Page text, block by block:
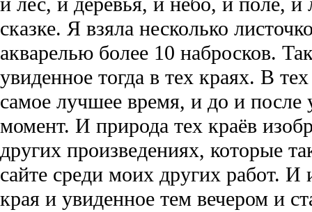
сказке. Я взяла несколько
акварелью более 10 набросков.
увиденное тогда в тех краях. В
самое лучшее время, и до и после
момент. И природа тех краёв
других произведениях, которые
сайте среди моих других работ. И
края и увиденное тем вечером и